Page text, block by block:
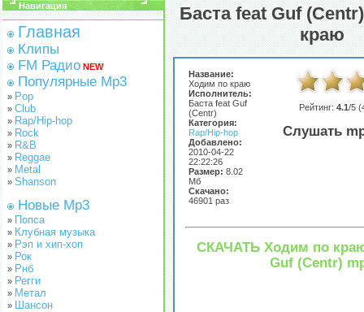
Навигация
Главная
Клипы
FM Радио NEW
Популярные Mp3
» Pop
» Club
» Rap/Hip-hop
» Rock
» R&B
» Reggae
» Metal
» Shanson
Новые Mp3
» Попса
» Клубная музыка
» Рэп и хип-хоп
» Рок
» Рнб
» Регги
» Метал
» Шансон
Баста feat Guf
краю
Название:
Ходим по краю
Исполнитель:
Баста feat Guf
(Centr)
Категория:
Rap/Hip-hop
Добавлено:
2010-04-22
22:22:26
Размер: 8.02
Мб
Скачано:
46901 раз
Рейтинг: 4.1/5 (
Слушать
СКАЧАТЬ Ходим по
Guf (Centr)